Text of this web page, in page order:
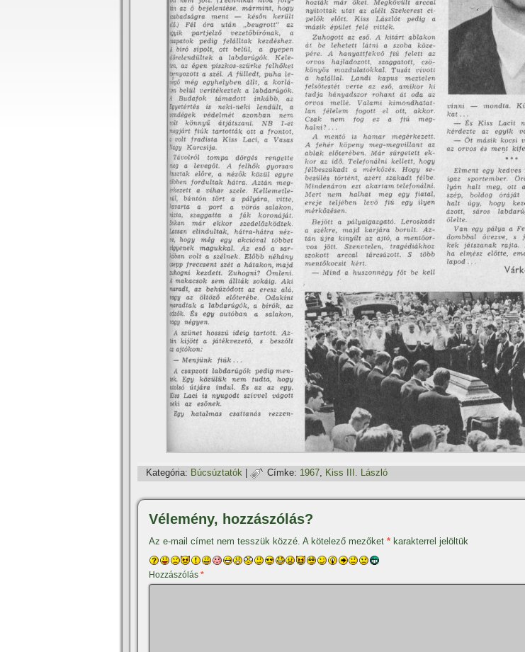
Kategória: Búcsúztatók Címke: 1967, Kiss III. László
Vélemény, hozzászólás?
Az e-mail címet nem tesszük közzé. A kötelező mezőket * karakterrel jelöltük
Hozzászólás *